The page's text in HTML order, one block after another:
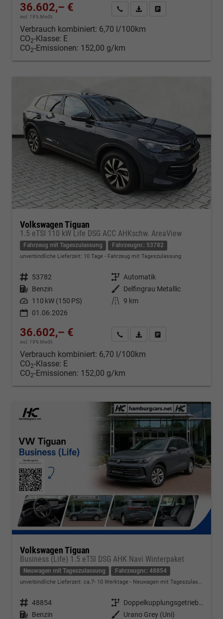
36.602,– €
incl. 19% MwSt.
Kontakt & Angebot anfordern
PDF-Datei, Fahrzeugexposé
Verbrauch kombiniert: 6,70 l/100km
CO2-Klasse: E
CO2-Emissionen: 152,00 g/km
Volkswagen Tiguan
1.5 eTSI 110 kW Life DSG ACC AHKschw. AreaView
Fahrzeug mit Tageszulassung Fahrzeugnr.: 53782
unverbindliche Lieferzeit: 10 Tage Fahrzeug mit Tageszulassung
Fahrzeugnr. 53782 Getriebe Automatik
Kraftstoff Benzin Außenfarbe
Delfingrau Metallic
Leistung 110 kW (150 PS) Kilometerstand 9 km
01.06.2026
36.602,– €
incl. 19% MwSt.
Kontakt & Angebot anfordern
PDF-Datei, Fahrzeugexposé
Verbrauch kombiniert: 6,70 l/100km
CO2-Klasse: E
CO2-Emissionen: 152,00 g/km
Volkswagen Tiguan
Business (Life) 1.5 eTSI DSG AHK Navi Winterpaket
Neuwagen mit Tageszulassung Fahrzeugnr.: 48854
unverbindliche Lieferzeit: ca.7- 10 Werktage Neuwagen mit Tageszulassung
Fahrzeugnr. 48854 Getriebe
Doppelkupplungsgetriebe (DSG)
Kraftstoff Benzin Außenfarbe
Urano Grey (Uni)